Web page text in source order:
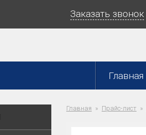
Заказать звонок
Главная
Главная Прайс-лист